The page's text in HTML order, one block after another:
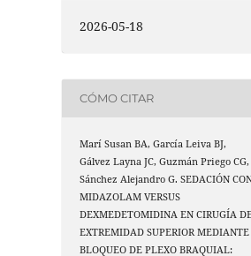
2026-05-18
CÓMO CITAR
Marí Susan BA, García Leiva BJ,
Gálvez Layna JC, Guzmán Priego CG,
Sánchez Alejandro G. SEDACIÓN
MIDAZOLAM VERSUS
DEXMEDETOMIDINA EN CIRUGÍA
EXTREMIDAD SUPERIOR MEDIANTE
BLOQUEO DE PLEXO BRAQUIAL: